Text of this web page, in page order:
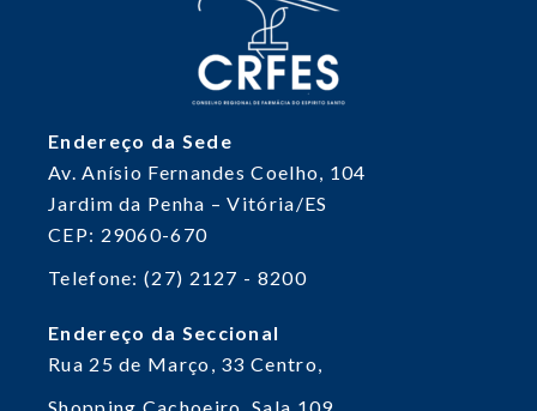
Endereço da Sede
Av. Anísio Fernandes Coelho, 104
Jardim da Penha – Vitória/ES
CEP: 29060-670
Telefone: (27) 2127 - 8200
Endereço da Seccional
Rua 25 de Março, 33Centro,